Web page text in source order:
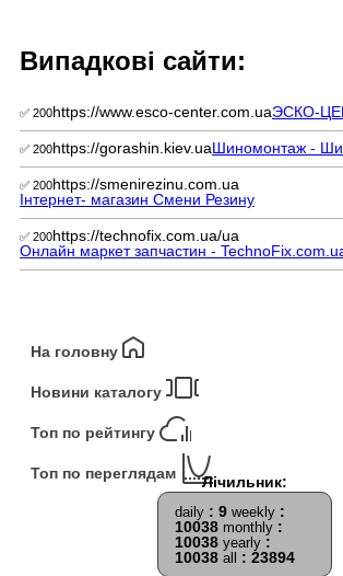
Випадкові сайти:
✅ 200https://www.esco-center.com.uaЭСКО-
✅ 200https://gorashin.kiev.uaШиномонтаж -
✅ 200https://smenirezinu.com.ua
Інтернет- магазин Смени Резину
✅ 200https://technofix.com.ua/ua
Онлайн маркет запчастин -
На головну
Новини каталогу
Топ по рейтингу
Топ по переглядам
daily : 9 weekly :
10038 monthly :
10038 yearly :
10038 all : 23894